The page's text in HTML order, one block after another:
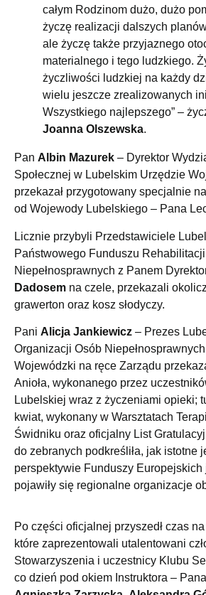
całym Rodzinom dużo, dużo
życzę realizacji dalszych
ale życzę także przyjaznego
materialnego i tego ludzkiego.
życzliwości ludzkiej na każdy
wielu jeszcze zrealizowanych
Wszystkiego najlepszego” –
Joanna Olszewska.
Pan Albin Mazurek – Dyrektor
Społecznej w Lubelskim Urzędzie
przekazał przygotowany specjalnie
od Wojewody Lubelskiego – Pana
Licznie przybyli Przedstawiciele
Państwowego Funduszu
Niepełnosprawnych z Panem
Dadosem na czele, przekazali
grawerton oraz kosz słodyczy.
Pani Alicja Jankiewicz – Prezes
Organizacji Osób
Wojewódzki na ręce Zarządu
Anioła, wykonanego przez
Lubelskiej wraz z życzeniami opieki;
kwiat, wykonany w Warsztatach
Świdniku oraz oficjalny List
do zebranych podkreśliła, jak istotne
perspektywie Funduszy
pojawiły się regionalne organizacje
Po części oficjalnej przyszedł czas
które zaprezentowali utalentowani
Stowarzyszenia i uczestnicy Klubu
co dzień pod okiem Instruktora – Pana